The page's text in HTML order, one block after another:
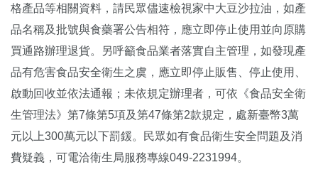
格產品等相關資料，請民眾儘速檢視家中大豆沙拉油，如產
品名稱及批號與食藥署公告相符，應立即停止使用並向原購
買通路辦理退貨。另呼籲食品業者落實自主管理，如發現產
品有危害食品安全衛生之虞，應立即停止販售、停止使用、
啟動回收並依法通報；未依規定辦理者，可依《食品安全衛
生管理法》第7條第5項及第47條第2款規定，處新臺幣3萬
元以上300萬元以下罰鍰。民眾如有食品衛生安全問題及消
費疑義，可電洽衛生局服務專線049-2231994。